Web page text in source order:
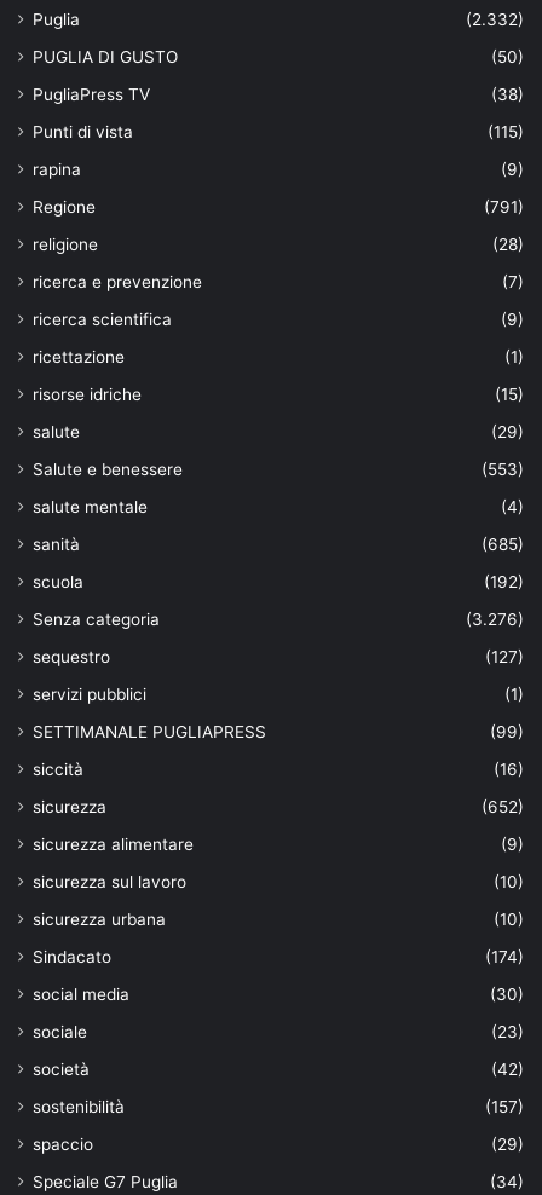
Puglia
(2.332)
PUGLIA DI GUSTO
(50)
PugliaPress TV
(38)
Punti di vista
(115)
rapina
(9)
Regione
(791)
religione
(28)
ricerca e prevenzione
(7)
ricerca scientifica
(9)
ricettazione
(1)
risorse idriche
(15)
salute
(29)
Salute e benessere
(553)
salute mentale
(4)
sanità
(685)
scuola
(192)
Senza categoria
(3.276)
sequestro
(127)
servizi pubblici
(1)
SETTIMANALE PUGLIAPRESS
(99)
siccità
(16)
sicurezza
(652)
sicurezza alimentare
(9)
sicurezza sul lavoro
(10)
sicurezza urbana
(10)
Sindacato
(174)
social media
(30)
sociale
(23)
società
(42)
sostenibilità
(157)
spaccio
(29)
Speciale G7 Puglia
(34)